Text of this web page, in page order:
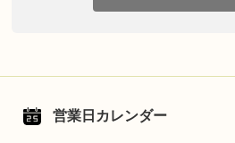
営業日カレンダー